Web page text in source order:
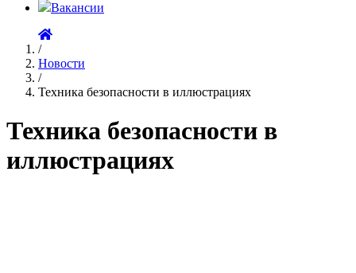
Вакансии
/
Новости
/
Техника безопасности в иллюстрациях
Техника безопасности в
иллюстрациях